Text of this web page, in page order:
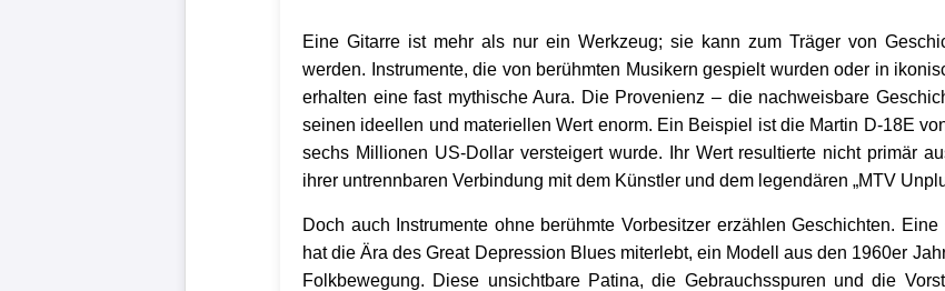
Eine Gitarre ist mehr als nur ein Werkzeug; sie kann zum Träger von
werden. Instrumente, die von berühmten Musikern gespielt wurden oder in
erhalten eine fast mythische Aura. Die Provenienz – die nachweisbare
seinen ideellen und materiellen Wert enorm. Ein Beispiel ist die Martin D-18E
sechs Millionen US-Dollar versteigert wurde. Ihr Wert resultierte nicht primär
ihrer untrennbaren Verbindung mit dem Künstler und dem legendären „MTV
Doch auch Instrumente ohne berühmte Vorbesitzer erzählen Geschichten.
hat die Ära des Great Depression Blues miterlebt, ein Modell aus den 1960er
Folkbewegung. Diese unsichtbare Patina, die Gebrauchsspuren und die